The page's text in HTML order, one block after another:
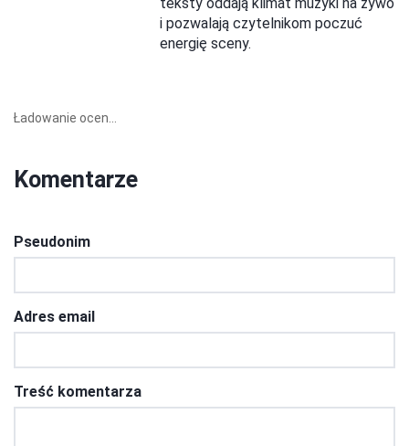
i pozwalają czytelnikom poczuć
energię sceny.
Ładowanie ocen...
Komentarze
Pseudonim
Adres email
Treść komentarza